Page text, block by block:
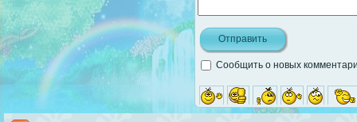
Сообщить о новых